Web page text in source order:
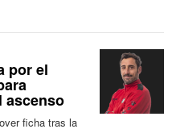
por el
ascenso
ficha tras la